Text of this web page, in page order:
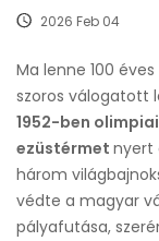
2026 Feb 04
Ma lenne 100 éves
szoros válogatott
1952-ben
ezüstérmet nyert
három
védte a magyar
pályafutása,